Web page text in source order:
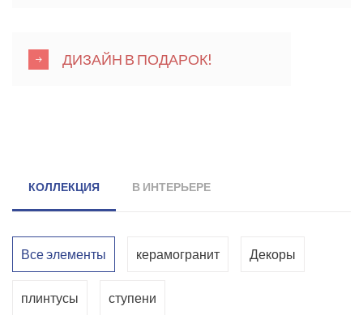
ДИЗАЙН В ПОДАРОК!
КОЛЛЕКЦИЯ В ИНТЕРЬЕРЕ
Все элементы керамогранит Декоры
плинтусы ступени